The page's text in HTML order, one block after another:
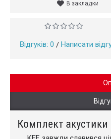
В закладки
Відгуків: 0 / Написати
Комплект акустики